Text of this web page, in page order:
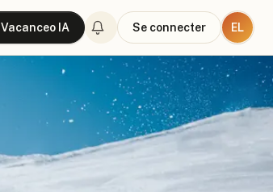
Vacanceo IA Se connecter EL